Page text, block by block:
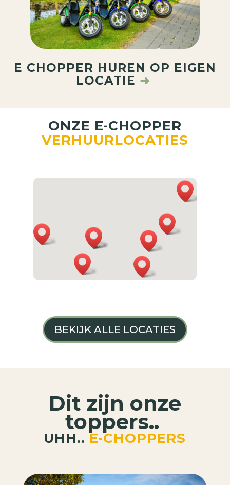
E CHOPPER HUREN OP EIGEN
LOCATIE ➜
ONZE E-CHOPPER
VERHUURLOCATIES
BEKIJK ALLE LOCATIES
Dit zijn onze
toppers..
UHH..E-CHOPPERS